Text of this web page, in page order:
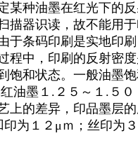
某种油墨在红光下的
描器识读，故不能用
于条码印刷是实地印
程中，印刷的反射密
饱和状态。一般油墨
油墨１.２５～１.５
上的差异，印品墨层
为１２μｍ；丝印为３